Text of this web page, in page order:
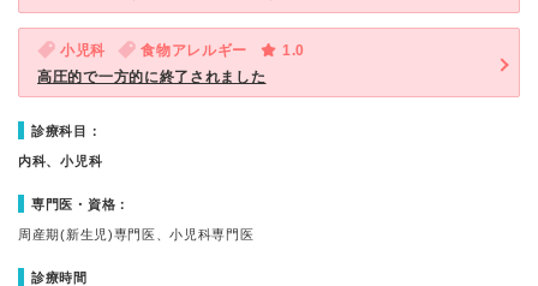
小児科 食物アレルギー
1.0
高圧的で一方的に終了されました
診療科目：
内科、小児科
専門医・資格：
周産期(新生児)専門医、小児科専門医
診療時間